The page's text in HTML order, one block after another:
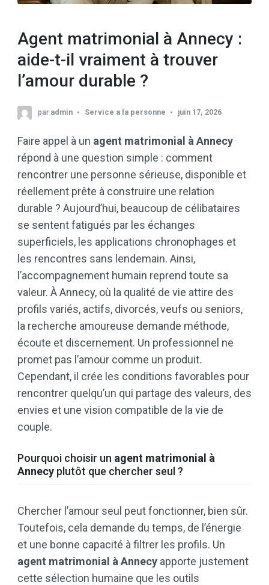
Agent matrimonial à Annecy :
aide-t-il vraiment à trouver
l’amour durable ?
par admin Service a la personne juin 17, 2026
Faire appel à un agent matrimonial à Annecy
répond à une question simple : comment
rencontrer une personne sérieuse, disponible et
réellement prête à construire une relation
durable ? Aujourd’hui, beaucoup de célibataires
se sentent fatigués par les échanges
superficiels, les applications chronophages et
les rencontres sans lendemain. Ainsi,
l’accompagnement humain reprend toute sa
valeur. À Annecy, où la qualité de vie attire des
profils variés, actifs, divorcés, veufs ou seniors,
la recherche amoureuse demande méthode,
écoute et discernement. Un professionnel ne
promet pas l’amour comme un produit.
Cependant, il crée les conditions favorables pour
rencontrer quelqu’un qui partage des valeurs, des
envies et une vision compatible de la vie de
couple.
Pourquoi choisir un agent matrimonial à
Annecy plutôt que chercher seul ?
Chercher l’amour seul peut fonctionner, bien sûr.
Toutefois, cela demande du temps, de l’énergie
et une bonne capacité à filtrer les profils. Un
agent matrimonial à Annecy apporte justement
cette sélection humaine que les outils